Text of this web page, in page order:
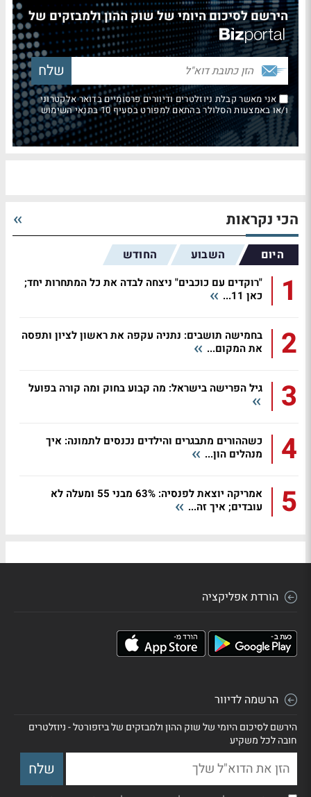
הירשם לסיכום היומי של שוק ההון ולמבזקים של
אני מאשר קבלת ניוזלטרים ודיוורים פרסומיים בדואר אלקטרוני
ו/או באמצעות הסלולר בהתאם למפורט בסעיף 10 בתנאי השימוש
הכי נקראות
היום השבוע החודש
1
"רוקדים עם כוכבים" ניצחה לבדה את כל המתחרות יחד;
כאן 11...
2
בחמישה תושבים: נתניה עקפה את ראשון לציון ותפסה
את המקום...
3 גיל הפרישה בישראל: מה קבוע בחוק ומה קורה בפועל
4
כשההורים מתבגרים והילדים נכנסים לתמונה: איך
מנהלים הון...
5
אמריקה יוצאת לפנסיה: 63% מבני 55 ומעלה לא
עובדים; איך זה...
הורדת אפליקציה
הרשמה לדיוור
הירשם לסיכום היומי של שוק ההון ולמבזקים של ביזפורטל - ניוזלטרים
חובה לכל משקיע